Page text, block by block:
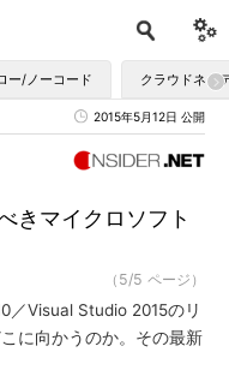
ー/ノーコード クラウドネイ
2015年5月12日 公開
きマイクロソフト
（5/5 ページ）
／Visual Studio 2015のリ
に向かうのか。その最新